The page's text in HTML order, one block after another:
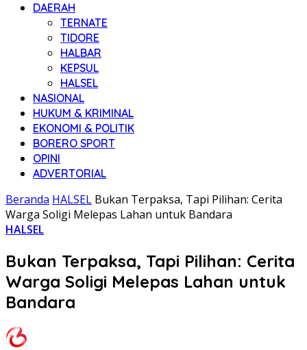
DAERAH
TERNATE
TIDORE
HALBAR
KEPSUL
HALSEL
NASIONAL
HUKUM & KRIMINAL
EKONOMI & POLITIK
BORERO SPORT
OPINI
ADVERTORIAL
Beranda HALSEL Bukan Terpaksa, Tapi Pilihan: Cerita
Warga Soligi Melepas Lahan untuk Bandara
HALSEL
Bukan Terpaksa, Tapi Pilihan: Cerita
Warga Soligi Melepas Lahan untuk
Bandara